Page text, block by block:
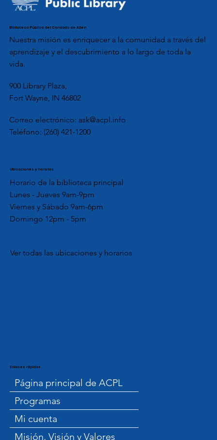
Biblioteca Pública del Condado de Allen
Nuestra misión es enriquecer a la comunidad a través del
aprendizaje y el descubrimiento a lo largo de toda la
vida.
900 Library Plaza,
Fort Wayne, IN 46802
Correo electrónico: ask@acpl.info
Teléfono: (260) 421-1200
Ubicaciones y horarios
Horario de la biblioteca principal
Lunes - Jueves 9am-9pm
Viernes y Sábado 9am-6pm
Domingo 12pm - 5pm
Ver todas las ubicaciones y horarios
Enlaces rápidos
Página principal de ACPL
Programas
Mi cuenta
Misión, Visión y Valores